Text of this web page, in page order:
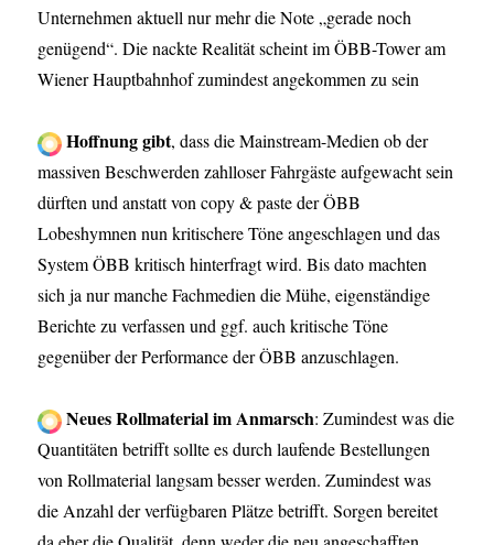
Unternehmen aktuell nur mehr die Note „gerade noch
genügend“. Die nackte Realität scheint im ÖBB-Tower am
Wiener Hauptbahnhof zumindest angekommen zu sein
Hoffnung gibt, dass die Mainstream-Medien ob der
massiven Beschwerden zahlloser Fahrgäste aufgewacht sein
dürften und anstatt von copy & paste der ÖBB
Lobeshymnen nun kritischere Töne angeschlagen und das
System ÖBB kritisch hinterfragt wird. Bis dato machten
sich ja nur manche Fachmedien die Mühe, eigenständige
Berichte zu verfassen und ggf. auch kritische Töne
gegenüber der Performance der ÖBB anzuschlagen.
Neues Rollmaterial im Anmarsch: Zumindest was die
Quantitäten betrifft sollte es durch laufende Bestellungen
von Rollmaterial langsam besser werden. Zumindest was
die Anzahl der verfügbaren Plätze betrifft. Sorgen bereitet